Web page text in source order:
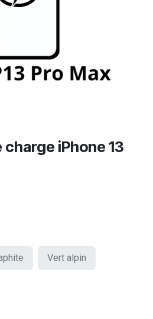
iPhone 13
Vert alpin